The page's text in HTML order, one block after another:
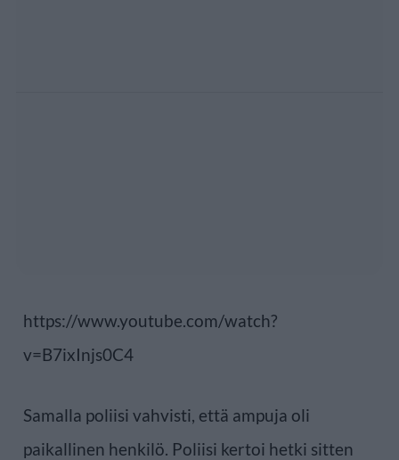
https://www.youtube.com/watch?
v=B7ixInjs0C4
Samalla poliisi vahvisti, että ampuja oli
paikallinen henkilö. Poliisi kertoi hetki sitten